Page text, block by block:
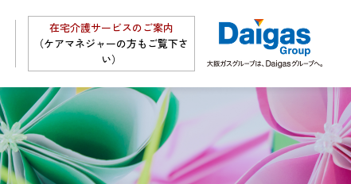
在宅介護サービスのご案内
（ケアマネジャーの方もご覧下さ
い）